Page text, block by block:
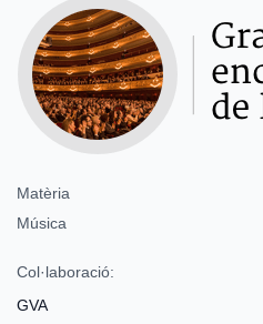
Matèria
Música
Col·laboració:
GVA